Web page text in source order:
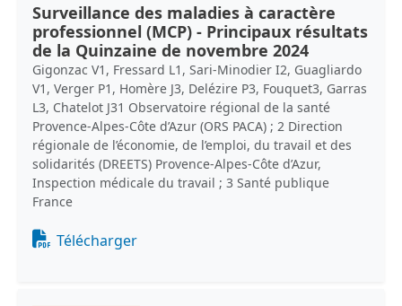
Surveillance des maladies à caractère
professionnel (MCP) - Principaux résultats
de la Quinzaine de novembre 2024
Gigonzac V1, Fressard L1, Sari-Minodier I2, Guagliardo
V1, Verger P1, Homère J3, Delézire P3, Fouquet3, Garras
L3, Chatelot J31 Observatoire régional de la santé
Provence-Alpes-Côte d’Azur (ORS PACA) ; 2 Direction
régionale de l’économie, de l’emploi, du travail et des
solidarités (DREETS) Provence-Alpes-Côte d’Azur,
Inspection médicale du travail ; 3 Santé publique
France
Document
Télécharger